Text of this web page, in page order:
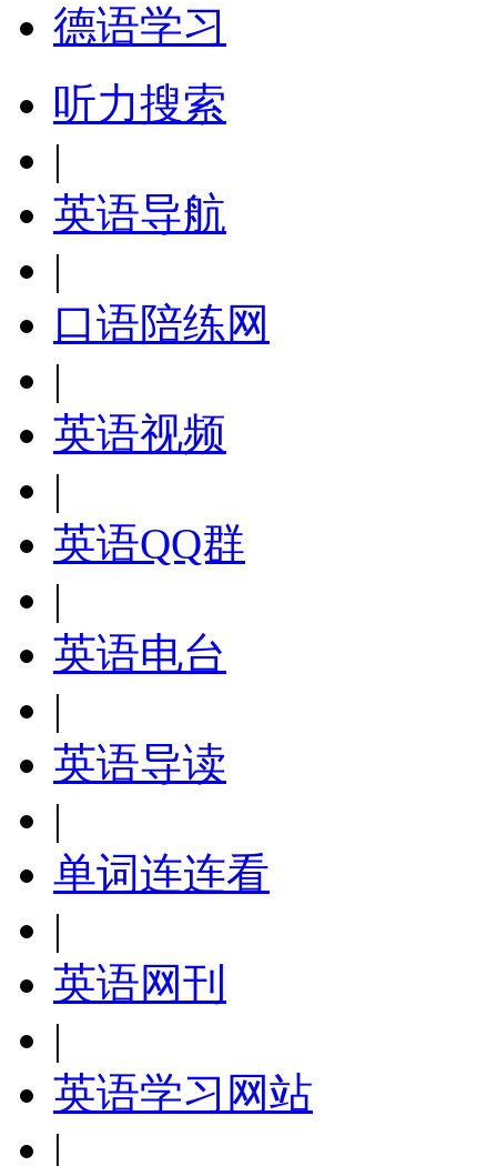
德语学习
听力搜索
|
英语导航
|
口语陪练网
|
英语视频
|
英语QQ群
|
英语电台
|
英语导读
|
单词连连看
|
英语网刊
|
英语学习网站
|